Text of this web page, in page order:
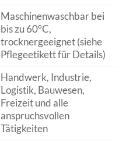
Maschinenwaschbar bei
bis zu 60°C,
trocknergeeignet (siehe
Pflegeetikett für Details)
Handwerk, Industrie,
Logistik, Bauwesen,
Freizeit und alle
anspruchsvollen
Tätigkeiten